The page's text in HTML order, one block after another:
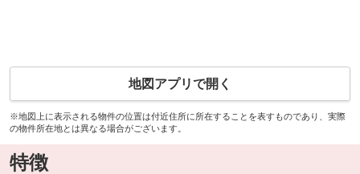
地図アプリで開く
※地図上に表示される物件の位置は付近住所に所在することを表すものであり、実際
の物件所在地とは異なる場合がございます。
特徴